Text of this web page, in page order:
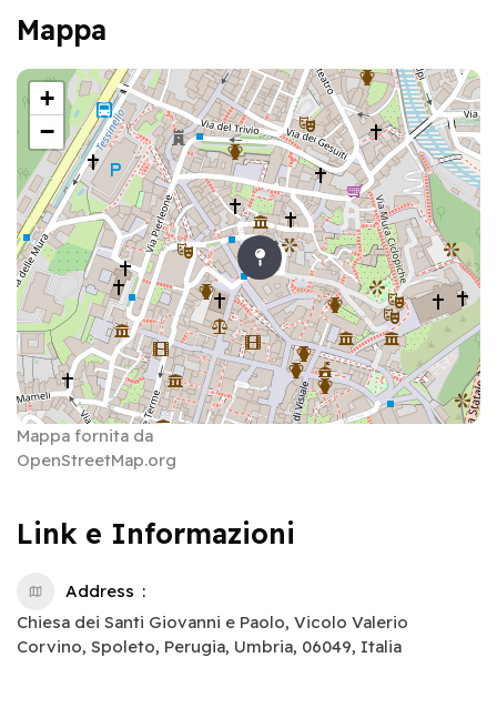
Mappa
+
−
Mappa fornita da
OpenStreetMap.org
Link e Informazioni
Address
Chiesa dei Santi Giovanni e Paolo, Vicolo Valerio
Corvino, Spoleto, Perugia, Umbria, 06049, Italia